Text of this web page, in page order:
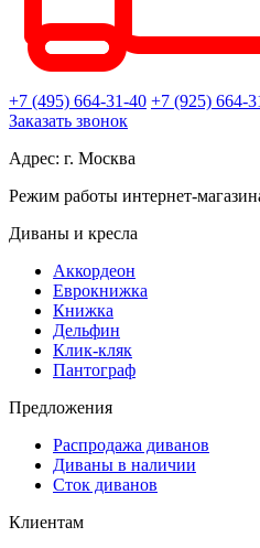
+7 (495) 664-31-40 +7 (925) 664-
Заказать звонок
Адрес: г. Москва
Режим работы интернет-
Диваны и кресла
Аккордеон
Еврокнижка
Книжка
Дельфин
Клик-кляк
Пантограф
Предложения
Распродажа диванов
Диваны в наличии
Сток диванов
Клиентам